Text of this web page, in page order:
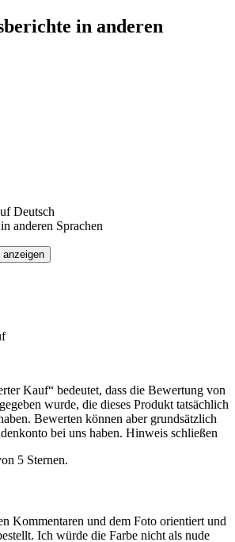
in anderen
Deutsch
anderen Sprachen
anzeigen
Kauf“ bedeutet, dass die Bewertung von
wurde, die dieses Produkt tatsächlich
Bewerten können aber grundsätzlich
bei uns haben. Hinweis schließen
5 Sternen.
Kommentaren und dem Foto orientiert und
Ich würde die Farbe nicht als nude